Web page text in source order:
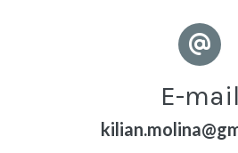
E-mail